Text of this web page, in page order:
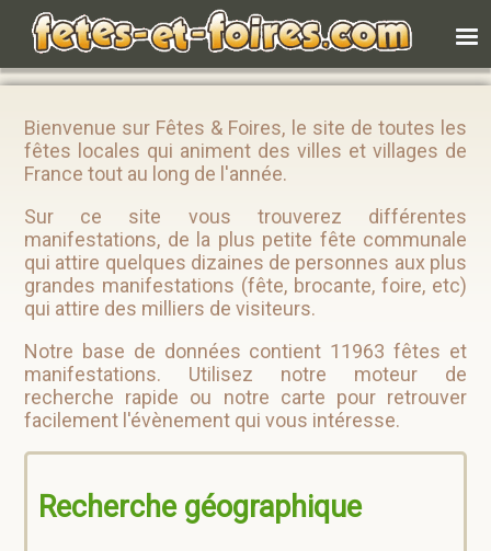
Bienvenue sur Fêtes & Foires, le site de toutes les
fêtes locales qui animent des villes et villages de
France tout au long de l'année.
Sur ce site vous trouverez différentes
manifestations, de la plus petite fête communale
qui attire quelques dizaines de personnes aux plus
grandes manifestations (fête, brocante, foire, etc)
qui attire des milliers de visiteurs.
Notre base de données contient 11963 fêtes et
manifestations. Utilisez notre moteur de
recherche rapide ou notre carte pour retrouver
facilement l'évènement qui vous intéresse.
Recherche géographique